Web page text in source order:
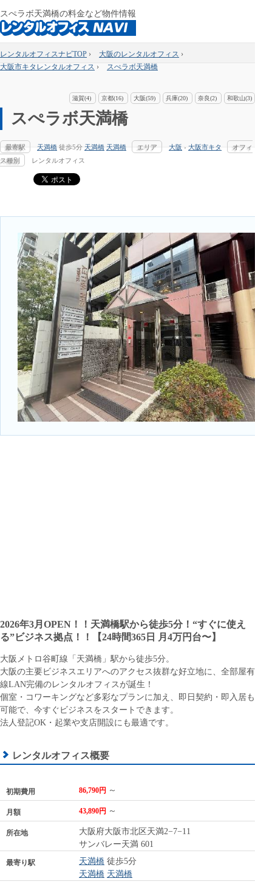
スぺラボ天満橋の料金など物件情報
レンタルオフィスナビTOP › 大阪のレンタルオフィス ›
大阪市キタレンタルオフィス › スぺラボ天満橋
滋賀(4) 京都(16) 大阪(59) 兵庫(20) 奈良(2) 和歌山(3)
スぺラボ天満橋
最寄駅 天満橋 徒歩5分 天満橋 天満橋 エリア 大阪 › 大阪市キタ
オフィ
ス種別
レンタルオフィス
2026年3月OPEN！！天満橋駅から徒歩5分！“すぐに使え
る”ビジネス拠点！！【24時間365日 月4万円台〜】
大阪メトロ谷町線「天満橋」駅から徒歩5分。
大阪の主要ビジネスエリアへのアクセス抜群な好立地に、全部屋有
線LAN完備のレンタルオフィスが誕生！
個室・コワーキングなど多彩なプランに加え、即日契約・即入居も
可能で、今すぐビジネスをスタートできます。
法人登記OK・起業や支店開設にも最適です。
レンタルオフィス概要
初期費用 86,790円 ～
月額 43,890円 ～
所在地
大阪府大阪市北区天満2−7−11
サンバレー天満 601
最寄り駅 天満橋 徒歩5分
天満橋 天満橋